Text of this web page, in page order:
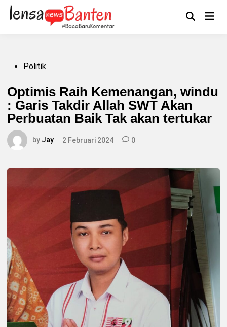
Skip
content
OpenMain
PostedPolitik
Optimis Raih Kemenangan, windu
: Garis Takdir Allah SWT Akan
Perbuatan Baik Tak akan tertukar
by Jay 2 Februari 2024 0